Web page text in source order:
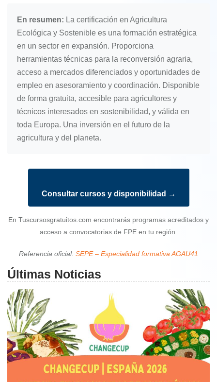
En resumen: La certificación en Agricultura
Ecológica y Sostenible es una formación estratégica
en un sector en expansión. Proporciona
herramientas técnicas para la reconversión agraria,
acceso a mercados diferenciados y oportunidades de
empleo en asesoramiento y coordinación. Disponible
de forma gratuita, accesible para agricultores y
técnicos interesados en sostenibilidad, y válida en
toda Europa. Una inversión en el futuro de la
agricultura y del planeta.
Consultar cursos y disponibilidad →
En Tuscursosgratuitos.com encontrarás programas acreditados y
acceso a convocatorias de FPE en tu región.
Referencia oficial: SEPE – Especialidad formativa AGAU41
Últimas Noticias